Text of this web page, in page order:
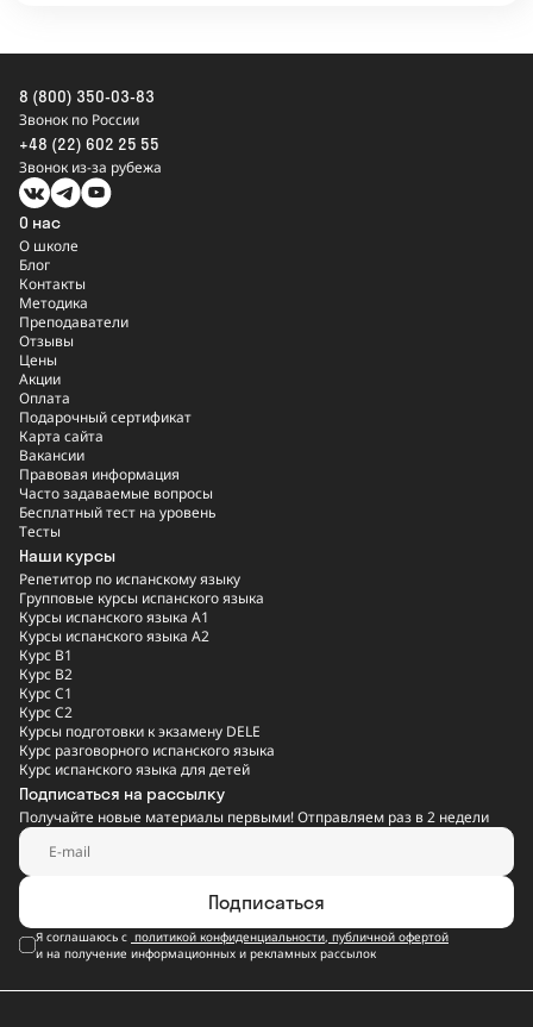
8 (800) 350-03-83
Звонок по России
+48 (22) 602 25 55
Звонок из-за рубежа
О нас
О школе
Блог
Контакты
Методика
Преподаватели
Отзывы
Цены
Акции
Оплата
Подарочный сертификат
Карта сайта
Вакансии
Правовая информация
Часто задаваемые вопросы
Бесплатный тест на уровень
Тесты
Наши курсы
Репетитор по испанскому языку
Групповые курсы испанского языка
Курсы испанского языка A1
Курсы испанского языка A2
Курс B1
Курс B2
Курс C1
Курс C2
Курсы подготовки к экзамену DELE
Курс разговорного испанского языка
Курс испанского языка для детей
Подписаться на рассылку
Получайте новые материалы первыми! Отправляем раз в 2 недели
Подписаться
Я соглашаюсь с политикой конфиденциальности, публичной офертой
и на получение информационных и рекламных рассылок